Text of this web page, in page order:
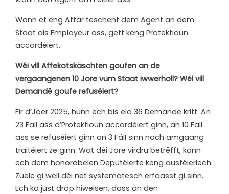
Wann et eng Affär tëschent dem Agent an dem
Staat als Employeur ass, gëtt keng Protektioun
accordéiert.
Wéi vill Affekotskäschten goufen an de
vergaangenen 10 Jore vum Staat iwwerholl? Wéi vill
Demandë goufe refuséiert?
Fir d’Joer 2025, hunn ech bis elo 36 Demandë kritt. An
23 FäII ass d’Protektioun accordéiert ginn, an 10 Fäll
ass se refuséiert ginn an 3 FäII sinn nach amgaang
traitéiert ze ginn. Wat déi Jore virdru betrëfft, kann
ech dem honorabelen Deputéierte keng ausféierlech
Zuele gi well déi net systematesch erfaasst gi sinn.
Ech ka just drop hiweisen, dass an den